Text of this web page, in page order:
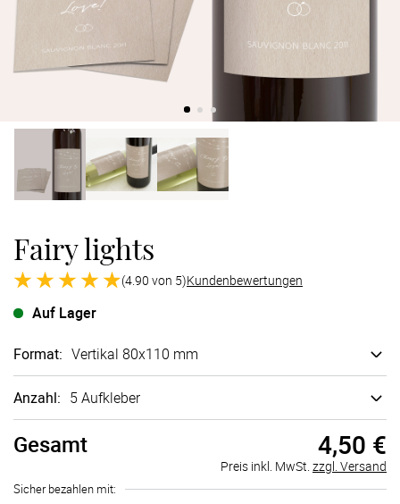
Fairy lights
(4.90 von 5)Kundenbewertungen
Auf Lager
Format: Vertikal 80x110 mm
Anzahl: 5 Aufkleber
Gesamt 4,50 €
Preis inkl. MwSt. zzgl. Versand
Sicher bezahlen mit: